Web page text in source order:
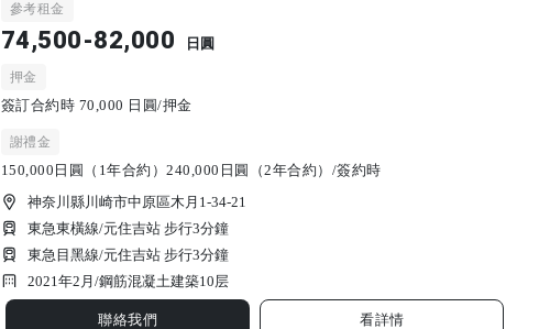
參考租金
74,500-82,000 日圓
押金
簽訂合約時 70,000 日圓/押金
謝禮金
150,000日圓（1年合約）240,000日圓（2年合約）/簽約時
神奈川縣川崎市中原區木月1-34-21
東急東橫線/元住吉站 步行3分鐘
東急目黑線/元住吉站 步行3分鐘
2021年2月/鋼筋混凝土建築10层
聯絡我們 看詳情